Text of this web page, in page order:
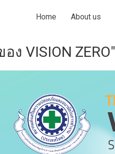
Home About us
ง VISION ZERO"